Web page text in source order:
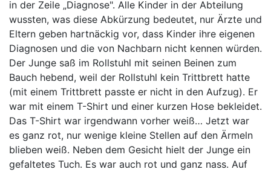
in der Zeile „Diagnose". Alle Kinder in der Abteilung
wussten, was diese Abkürzung bedeutet, nur Ärzte und
Eltern geben hartnäckig vor, dass Kinder ihre eigenen
Diagnosen und die von Nachbarn nicht kennen würden.
Der Junge saß im Rollstuhl mit seinen Beinen zum
Bauch hebend, weil der Rollstuhl kein Trittbrett hatte
(mit einem Trittbrett passte er nicht in den Aufzug). Er
war mit einem T-Shirt und einer kurzen Hose bekleidet.
Das T-Shirt war irgendwann vorher weiß… Jetzt war
es ganz rot, nur wenige kleine Stellen auf den Ärmeln
blieben weiß. Neben dem Gesicht hielt der Junge ein
gefaltetes Tuch. Es war auch rot und ganz nass. Auf